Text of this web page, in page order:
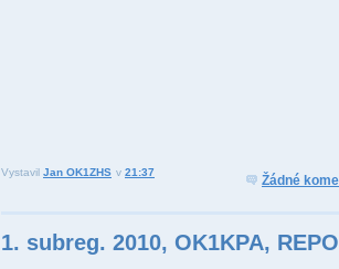
Vystavil Jan OK1ZHS v 21:37
Žádné
1. subreg. 2010, OK1KPA,